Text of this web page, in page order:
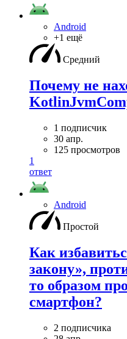
Android
+1 ещё
Средний
Почему не
1 подписчик
30 апр.
125 просмотров
1
ответ
Android
Простой
Как
закону»,
то образом
смартфон?
2 подписчика